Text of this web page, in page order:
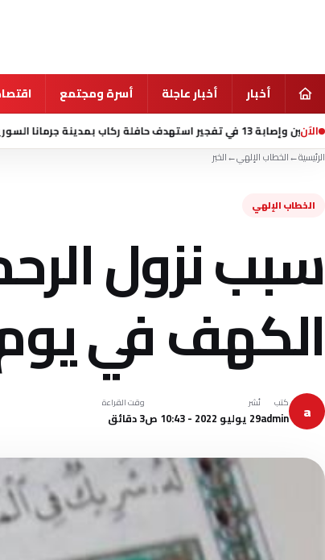
أخبار أخبار عاجلة أسرة ومجتمع
الآن منذ 2 ساعة
الرئيسية←الخطاب الإلهي←الخبر
الخطاب الإلهي
سبب نزول
الكهف في
a كتب
admin
نُشر
29 يوليو 2022 - 10:43 ص
وقت القراءة
3 دقائق